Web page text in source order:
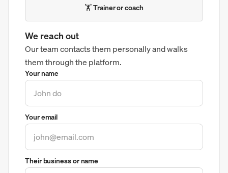
🏋️ Trainer or coach
We reach out
Our team contacts them personally and walks
them through the platform.
Your name
Your email
Their business or name